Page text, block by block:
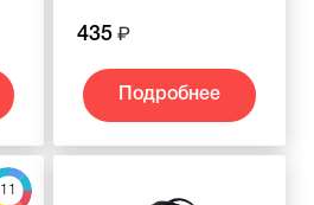
435
Подробнее
11